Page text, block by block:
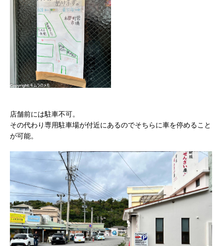
店舗前には駐車不可。
その代わり専用駐車場が付近にあるのでそちらに車を停めること
が可能。